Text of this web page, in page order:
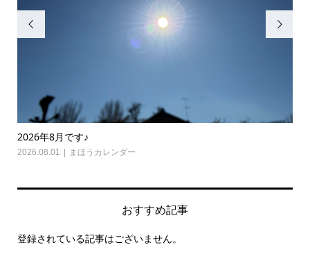

2026年8月です♪
2026.08.01 まほうカレンダー

おすすめ記事
登録されている記事はございません。